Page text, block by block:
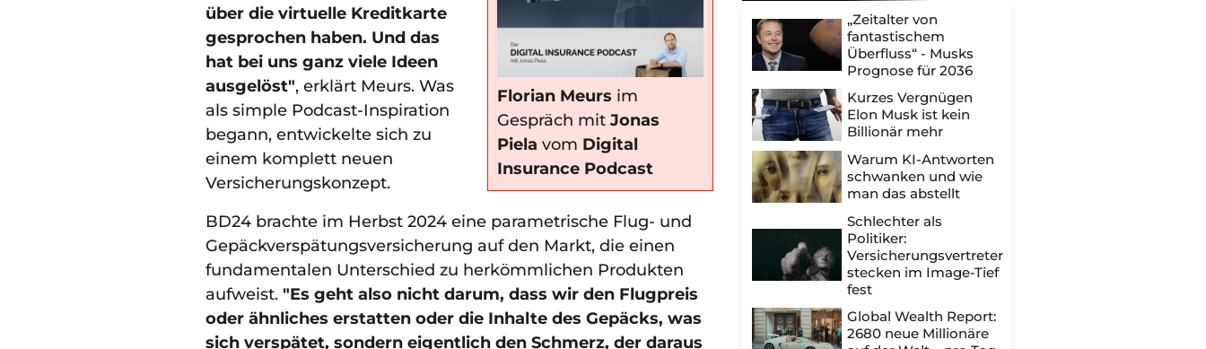
Florian Meurs im
Gespräch mitJonas
Pielavom Digital
Insurance Podcast
über die virtuelle Kreditkarte
gesprochen haben. Und das
hat bei uns ganz viele Ideen
ausgelöst", erklärt Meurs. Was
als simple Podcast-Inspiration
begann, entwickelte sich zu
einem komplett neuen
Versicherungskonzept.
BD24 brachte im Herbst 2024 eine parametrische Flug- und
Gepäckverspätungsversicherung auf den Markt, die einen
fundamentalen Unterschied zu herkömmlichen Produkten
aufweist. "Es geht also nicht darum, dass wir den Flugpreis
oder ähnliches erstatten oder die Inhalte des Gepäcks, was
sich verspätet, sondern eigentlich den Schmerz, der daraus
„Zeitalter von
fantastischem
Überfluss“ - Musks
Prognose für 2036
Kurzes Vergnügen
Elon Musk ist kein
Billionär mehr
Warum KI-Antworten
schwanken und wie
man das abstellt
Schlechter als
Politiker:
Versicherungsvertreter
stecken im Image-Tief
fest
Global Wealth Report:
2680 neue Millionäre